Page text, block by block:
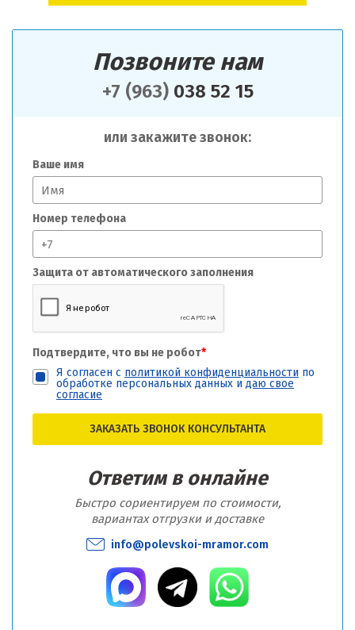
Позвоните нам
+7 (963)038 52 15
или закажите звонок:
Ваше имя
Номер телефона
Защита от автоматического заполнения
Подтвердите, что вы не робот*
Я согласен с политикой конфиденциальности по
обработке персональных данных и даю свое
согласие
ЗАКАЗАТЬ ЗВОНОК КОНСУЛЬТАНТА
Ответим в онлайне
Быстро сориентируем по стоимости,
вариантах отгрузки и доставке
info@polevskoi-mramor.com